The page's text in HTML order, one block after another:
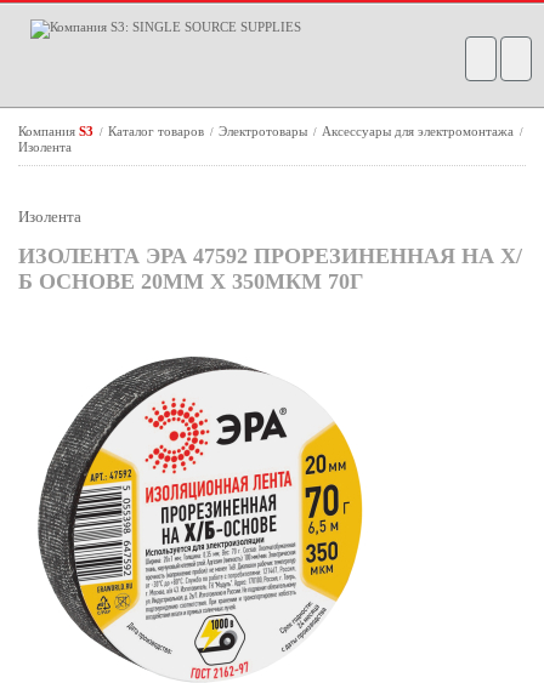
Компания S3 / Каталог товаров / Электротовары / Аксессуары для электромонтажа /
Изолента
Изолента
ИЗОЛЕНТА ЭРА 47592 ПРОРЕЗИНЕННАЯ НА Х/
Б ОСНОВЕ 20ММ X 350МКМ 70Г